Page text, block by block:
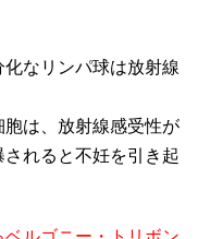
なリンパ球は放射線
は、放射線感受性が
れると不妊を引き起